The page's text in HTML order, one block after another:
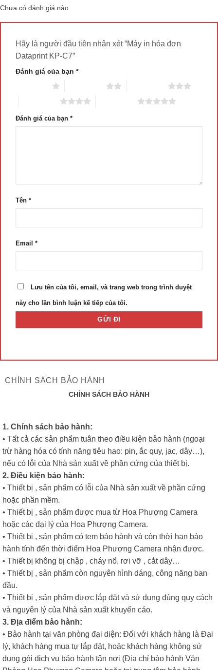
Chưa có đánh giá nào.
Hãy là người đầu tiên nhận xét “Máy in hóa đơn
Dataprint KP-C7”
Đánh giá của bạn *
Đánh giá của bạn *
Tên *
Email *
Lưu tên của tôi, email, và trang web trong trình duyệt
này cho lần bình luận kế tiếp của tôi.
CHÍNH SÁCH BẢO HÀNH
CHÍNH SÁCH BẢO HÀNH
1. Chính sách bảo hành:
• Tất cả các sản phẩm tuân theo điều kiện bảo hành (ngoại
trừ hàng hóa có tính năng tiêu hao: pin, ắc quy, jac, dây…),
nếu có lỗi của Nhà sản xuất về phần cứng của thiết bị.
2. Điều kiện bảo hành:
• Thiết bị , sản phẩm có lỗi của Nhà sản xuất về phần cứng
hoặc phần mềm.
• Thiết bị , sản phẩm được mua từ Hoa Phượng Camera
hoặc các đại lý của Hoa Phượng Camera.
• Thiết bị , sản phẩm có tem bảo hành và còn thời hạn bảo
hành tính đến thời điểm Hoa Phượng Camera nhận được.
• Thiết bị không bị chập , cháy nổ, rơi vỡ , cắt dây…
• Thiết bị , sản phẩm còn nguyên hình dáng, công năng ban
đầu.
• Thiết bị , sản phẩm được lắp đặt và sử dụng đúng quy cách
và nguyên lý của Nhà sản xuất khuyến cáo.
3. Địa điểm bảo hành:
• Bảo hành tại văn phòng đại diện: Đối với khách hàng là Đại
lý, khách hàng mua tự lắp đặt, hoặc khách hàng không sử
dụng gói dịch vụ bảo hành tận nơi (Địa chỉ bảo hành Văn